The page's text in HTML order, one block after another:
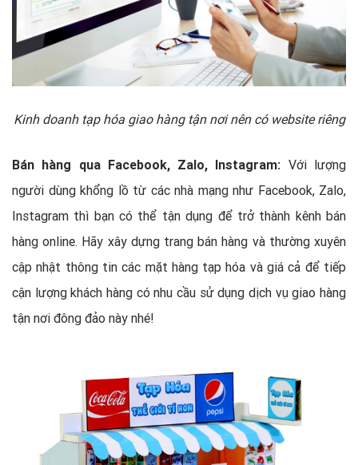
Kinh doanh tạp hóa giao hàng tận nơi nên có website riêng
Bán hàng qua Facebook, Zalo, Instagram: Với lượng
người dùng khổng lồ từ các nhà mạng như Facebook, Zalo,
Instagram thì bạn có thể tận dụng để trở thành kênh bán
hàng online. Hãy xây dựng trang bán hàng và thường xuyên
cập nhật thông tin các mặt hàng tạp hóa và giá cả để tiếp
cận lượng khách hàng có nhu cầu sử dụng dịch vụ giao hàng
tận nơi đông đảo này nhé!